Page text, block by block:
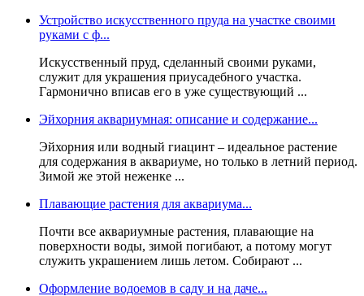
Устройство искусственного пруда на участке своими
руками с ф...
Искусственный пруд, сделанный своими руками,
служит для украшения приусадебного участка.
Гармонично вписав его в уже существующий ...
Эйхорния аквариумная: описание и содержание...
Эйхорния или водный гиацинт – идеальное растение
для содержания в аквариуме, но только в летний период.
Зимой же этой неженке ...
Плавающие растения для аквариума...
Почти все аквариумные растения, плавающие на
поверхности воды, зимой погибают, а потому могут
служить украшением лишь летом. Собирают ...
Оформление водоемов в саду и на даче...